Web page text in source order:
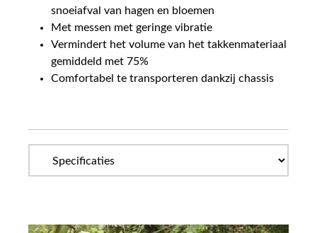
snoeiafval van hagen en bloemen
Met messen met geringe vibratie
Vermindert het volume van het takkenmateriaal
gemiddeld met 75%
Comfortabel te transporteren dankzij chassis